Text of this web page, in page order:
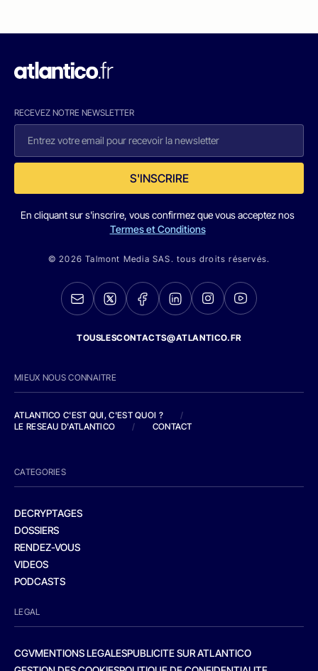
RECEVEZ NOTRE NEWSLETTER
S'INSCRIRE
En cliquant sur s'inscrire, vous confirmez que vous acceptez nos
Termes et Conditions
© 2026 Talmont Media SAS. tous droits réservés.
TOUSLESCONTACTS@ATLANTICO.FR
MIEUX NOUS CONNAITRE
ATLANTICO C'EST QUI, C'EST QUOI ?
/
LE RESEAU D'ATLANTICO
/ CONTACT
CATEGORIES
DECRYPTAGES
DOSSIERS
RENDEZ-VOUS
VIDEOS
PODCASTS
LEGAL
CGVMENTIONS LEGALESPUBLICITE SUR ATLANTICO